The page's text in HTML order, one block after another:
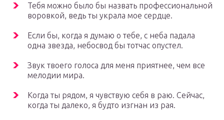
Тебя можно было бы назвать профессиональной
воровкой, ведь ты украла мое сердце.
Если бы, когда я думаю о тебе, с неба падала
одна звезда, небосвод бы тотчас опустел.
Звук твоего голоса для меня приятнее, чем все
мелодии мира.
Когда ты рядом, я чувствую себя в раю. Сейчас,
когда ты далеко, я будто изгнан из рая.